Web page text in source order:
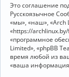
к
и
Это соглашение
Русскоязычное
«мы», «наш», «Arch
«https://
«программное
Limited», «phpBB
время любой из
«ваша